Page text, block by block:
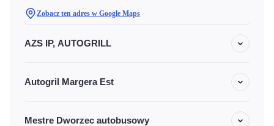
Zobacz ten adres w Google Maps
AZS IP, AUTOGRILL
Autogril Margera Est
Mestre Dworzec autobusowy